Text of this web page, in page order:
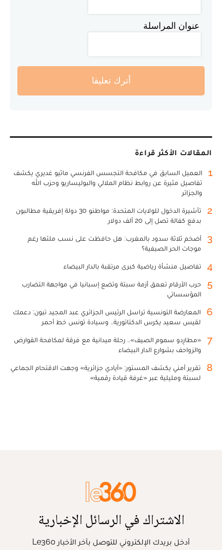
عنوان المراسلة
أترك تعليقا
المقالات الأكثر قراءة
1
العميل السابق في مكافحة التجسس الفرنسي ماثيو غديري يكشف
تفاصيل مثيرة عن روابط نظام الملالي والبوليساريو وحزب الله
والجزائر
2
تأشيرة الدخول للولايات المتحدة: مواطنو 30 دولة إفريقية مطالبون
بدفع كفالة تصل إلى 20 ألف دولار
3
أضخم ثلاثة سدود بالمغرب: هل حافظت على نسب ملئها رغم
موجات الحر الصيفية؟
4 تفاصيل منشأة رياضية كبرى مرتقبة بالدار البيضاء
5
حرب الأرقام تعمق أزمة سبتة وتضع إسبانيا في مواجهة التضارب
المؤسساتي
6
المعارضة التونسية تراسل الرئيس الجزائري عبد المجيد تبون: دعمك
لقيس سعيد يكرس الدكتاتورية.. وسيادة تونس خط أحمر
7
«مطارِدو سموم الصيف».. رحلة ميدانية مع فرقة لمكافحة القوارض
والزواحف بشوارع الدار البيضاء
8
تقرير أمني يكشف المستور: «أيادي جزائرية» وجهت الاقتحام الجماعي
لسبتة ومليلية عبر «غرفة قيادة رقمية»
الاشتراك في الرسائل الإخبارية
أدخل بريدك الإلكتروني للتوصل بآخر الأخبار Le360